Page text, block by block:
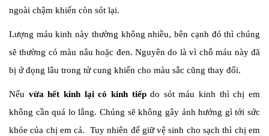
ngoài chậm khiến còn sót lại.
Lượng máu kinh này thường không nhiều, bên cạnh đó thì chúng
sẽ thường có màu nâu hoặc đen. Nguyên do là vì chỗ máu này đã
bị ứ đọng lâu trong tử cung khiến cho màu sắc cũng thay đổi.
Nếu vừa hết kinh lại có kinh tiếpdo sót máu kinh thì chị em
không cần quá lo lắng. Chúng sẽ không gây ảnh hưởng gì tới sức
khỏe của chị em cả. Tuy nhiên để giữ vệ sinh cho sạch thì chị em